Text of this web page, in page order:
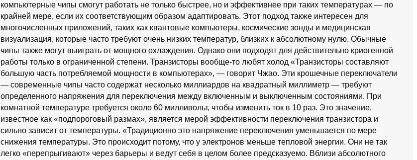
компьютерные чипы смогут работать не только быстрее, но и эффективнее при таких температурах — по
крайней мере, если их соответствующим образом адаптировать. Этот подход также интересен для
многочисленных приложений, таких как квантовые компьютеры, космические зонды и медицинская
визуализация, которые часто требуют очень низких температур, близких к абсолютному нулю. Обычные
чипы также могут выиграть от мощного охлаждения. Однако они подходят для действительно криогенной
работы только в ограниченной степени. Транзисторы вообще-то любят холод «Транзисторы составляют
большую часть потребляемой мощности в компьютерах», — говорит Чжао. Эти крошечные переключатели
— современные чипы часто содержат несколько миллиардов на квадратный миллиметр — требуют
определенного напряжения для переключения между включенным и выключенным состояниями. При
комнатной температуре требуется около 60 милливольт, чтобы изменить ток в 10 раз. Это значение,
известное как «подпороговый размах», является мерой эффективности переключения транзистора и
сильно зависит от температуры. «Традиционно это напряжение переключения уменьшается по мере
снижения температуры. Это происходит потому, что у электронов меньше тепловой энергии. Они не так
легко «перепрыгивают» через барьеры и ведут себя в целом более предсказуемо. Вблизи абсолютного